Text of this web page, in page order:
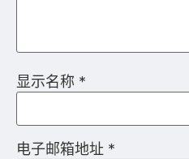
显示名称 *
电子邮箱地址 *